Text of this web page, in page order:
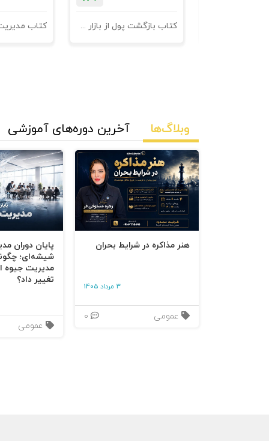
کتاب بازگشت پول از بازار مدیریت وصول مطالبات
وبلاگ‌ها آخرین دوره‌های آموزشی
هنر مذاکره در شرایط بحران
3 مرداد 1405
عمومی
پایان دوران
شیشه‌ای؛
مدیریت جیوه‌
تغییر داد؟
عمومی